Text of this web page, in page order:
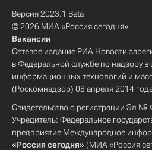
Версия 2023.1 Beta
© 2026 МИА «Россия сегодня»
Вакансии
Сетевое издание РИА Новости
в Федеральной службе по надзору в
информационных технологий и
(Роскомнадзор) 08 апреля 2014
Свидетельство о регистрации Эл
Учредитель: Федеральное
предприятие Международное
«Россия сегодня» (МИА «Россия